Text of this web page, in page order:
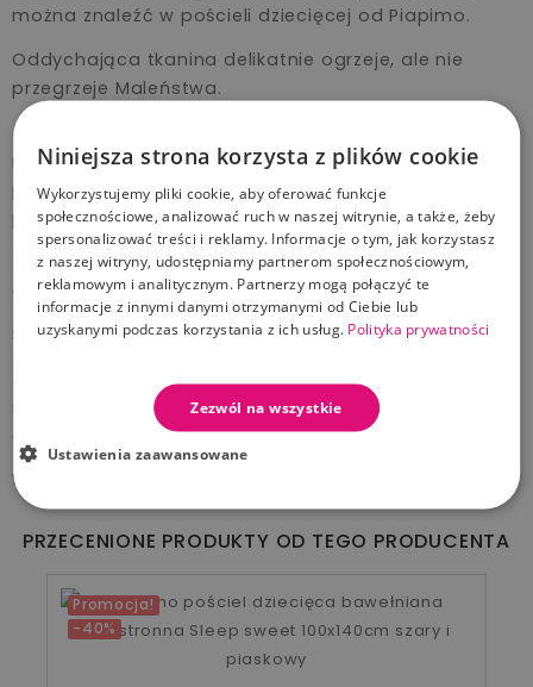
można znaleźć w pościeli dziecięcej od Piapimo.
Oddychająca tkanina delikatnie ogrzeje, ale nie
przegrzeje Maleństwa.
Jest jeszcze coś: dwustronny charakter pościeli. Dwa
różne kolory idealnie wpasują się w kolorystykę
pokoju. Ponadto poszewki mają wyhaftowane logo
pszczółki.
Zestaw składa się z poszewki na poduszkę (40x60
cm) i na kołdrę (70x100 cm)
Skład: 100% bawełny satynowej
Zasady pielęgnacji: można prać w pralce w 40°,
suszyć na płasko, można prasować w temperaturze
do 150°, nie czyścić chemicznie, nie wybielać.
Wyprodukowano w Polsce
PRZECENIONE PRODUKTY OD TEGO PRODUCENTA
Promocja!
-40%
Niniejsza strona korzysta z plików cookie
Wykorzystujemy pliki cookie, aby oferować funkcje
społecznościowe, analizować ruch w naszej witrynie, a także, żeby
spersonalizować treści i reklamy. Informacje o tym, jak korzystasz
z naszej witryny, udostępniamy partnerom społecznościowym,
reklamowym i analitycznym. Partnerzy mogą połączyć te
informacje z innymi danymi otrzymanymi od Ciebie lub
uzyskanymi podczas korzystania z ich usług. Polityka prywatności
Zezwól na wszystkie
Ustawienia zaawansowane